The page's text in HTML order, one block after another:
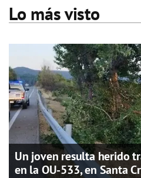
Lo más visto
Un joven resulta herido
en la OU-533, en Santa